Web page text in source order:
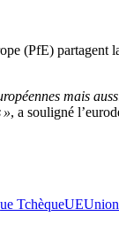
(PfE)
mais
», a souligné
TchèqueUE